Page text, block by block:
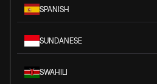
SPANISH
SUNDANESE
SWAHILI